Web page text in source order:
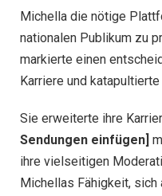
Michella die nötige
nationalen Publikum zu
markierte einen
Karriere und
Sie erweiterte ihre
Sendungen einfügen]
ihre vielseitigen
Michellas Fähigkeit,